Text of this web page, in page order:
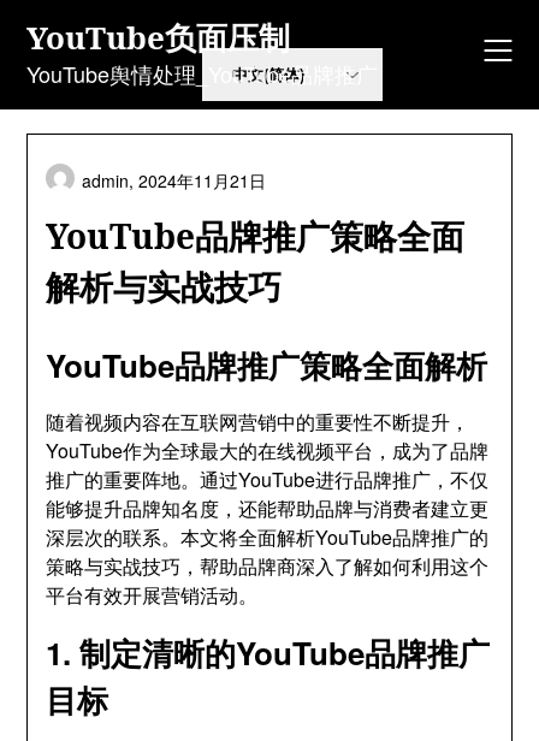
content
YouTube负面压制
YouTube舆情处理_YouTube品牌推广
YouTube品牌推广策略全面
解析与实战技巧
admin,2024年11月21日
YouTube品牌推广策略全面解析
随着视频内容在互联网营销中的重要性不断提升，
YouTube作为全球最大的在线视频平台，成为了品牌
推广的重要阵地。通过YouTube进行品牌推广，不仅
能够提升品牌知名度，还能帮助品牌与消费者建立更
深层次的联系。本文将全面解析YouTube品牌推广的
策略与实战技巧，帮助品牌商深入了解如何利用这个
平台有效开展营销活动。
1. 制定清晰的YouTube品牌推广
目标